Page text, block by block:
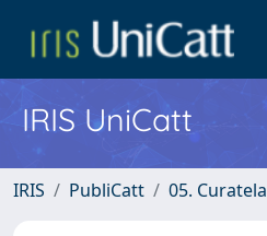
IRIS UniCatt
IRIS PubliCatt 05. Curatela